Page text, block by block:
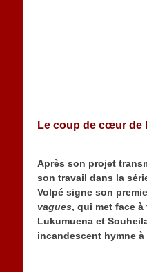
Le coup de cœur de
Après son projet
son travail dans la
Volpé signe son
vagues, qui met face
Lukumuena et
incandescent hymne à